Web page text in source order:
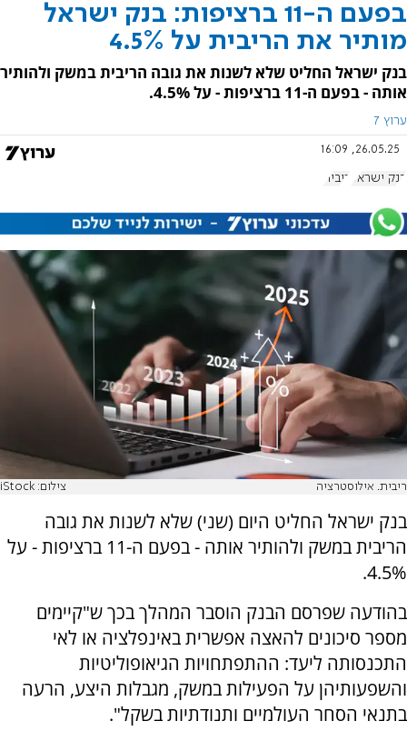
בפעם ה-11 ברציפות: בנק ישראל
מותיר את הריבית על 4.5%
בנק ישראל החליט שלא לשנות את גובה הריבית במשק ולהותיר
אותה - בפעם ה-11 ברציפות - על 4.5%.
ערוץ 7
26.05.25, 16:09
בנק ישראל ריבית
ריבית. אילוסטרציה צילום: iStock
בנק ישראל החליט היום (שני) שלא לשנות את גובה
הריבית במשק ולהותיר אותה - בפעם ה-11 ברציפות - על
4.5%.
בהודעה שפרסם הבנק הוסבר המהלך בכך ש"קיימים
מספר סיכונים להאצה אפשרית באינפלציה או לאי
התכנסותה ליעד: ההתפתחויות הגיאופוליטיות
והשפעותיהן על הפעילות במשק, מגבלות היצע, הרעה
בתנאי הסחר העולמיים ותנודתיות בשקל".